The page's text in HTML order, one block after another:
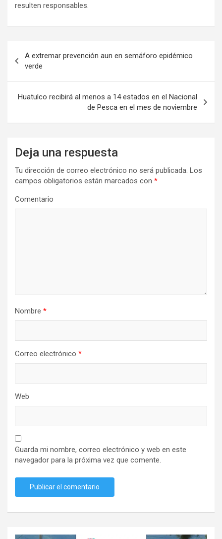
resulten responsables.
de
entradas
A extremar prevención aun en semáforo epidémico
verde
Huatulco recibirá al menos a 14 estados en el Nacional
de Pesca en el mes de noviembre
Deja una respuesta
Tu dirección de correo electrónico no será publicada. Los
campos obligatorios están marcados con *
Comentario
Nombre *
Correo electrónico *
Web
Guarda mi nombre, correo electrónico y web en este
navegador para la próxima vez que comente.